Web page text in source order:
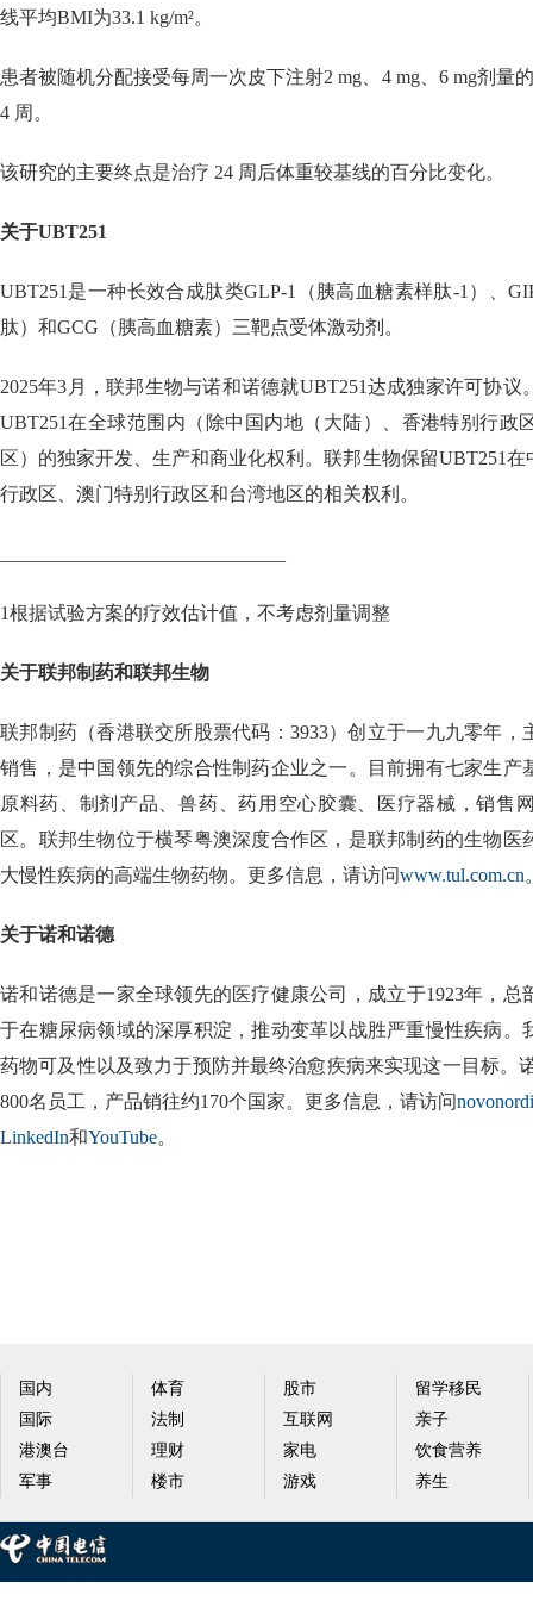
线平均BMI为33.1 kg/m²。
患者被随机分配接受每周一次皮下注射2 mg、4 mg、6 mg剂量
4 周。
该研究的主要终点是治疗 24 周后体重较基线的百分比变化。
关于UBT251
UBT251是一种长效合成肽类GLP-1（胰高血糖素样肽-1）、
肽）和GCG（胰高血糖素）三靶点受体激动剂。
2025年3月，联邦生物与诺和诺德就UBT251达成独家许可协
UBT251在全球范围内（除中国内地（大陆）、香港特别行政
区）的独家开发、生产和商业化权利。联邦生物保留UBT251
行政区、澳门特别行政区和台湾地区的相关权利。
1根据试验方案的疗效估计值，不考虑剂量调整
关于联邦制药和联邦生物
联邦制药（香港联交所股票代码：3933）创立于一九九零年，
销售，是中国领先的综合性制药企业之一。目前拥有七家生产
原料药、制剂产品、兽药、药用空心胶囊、医疗器械，销售
区。联邦生物位于横琴粤澳深度合作区，是联邦制药的生物医
大慢性疾病的高端生物药物。更多信息，请访问www.tul.com.cn
关于诺和诺德
诺和诺德是一家全球领先的医疗健康公司，成立于1923年，总
于在糖尿病领域的深厚积淀，推动变革以战胜严重慢性疾病。
药物可及性以及致力于预防并最终治愈疾病来实现这一目标。
800名员工，产品销往约170个国家。更多信息，请访问
LinkedIn和YouTube。
国内
国际
港澳台
军事
体育
法制
理财
楼市
股市
互联网
家电
游戏
留学移民
亲子
饮食营养
养生